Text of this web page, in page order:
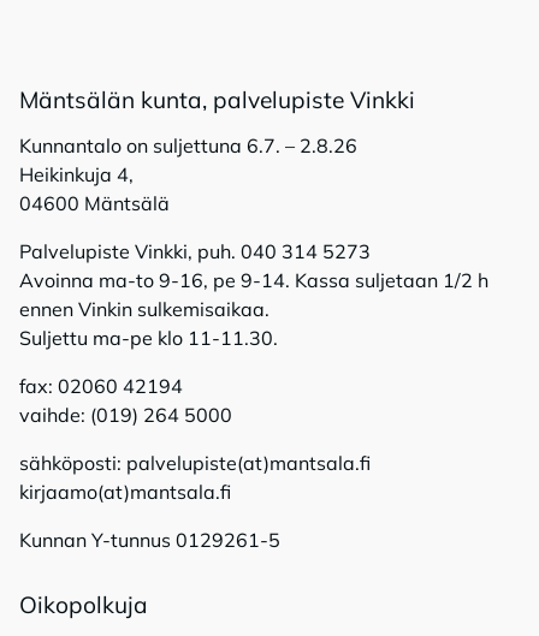
Mänt­sä­län kun­ta, pal­ve­lu­pis­te Vink­ki
Kunnantalo on suljettuna 6.7. – 2.8.26
Heikinkuja 4,
04600 Mäntsälä
Palvelupiste Vinkki, puh. 040 314 5273
Avoinna ma-to 9-16, pe 9-14. Kassa suljetaan 1/2 h
ennen Vinkin sulkemisaikaa.
Suljettu ma-pe klo 11-11.30.
fax: 02060 42194
vaihde: (019) 264 5000
sähköposti: palvelupiste(at)mantsala.fi
kirjaamo(at)mantsala.fi
Kunnan Y-tunnus 0129261-5
Oi­ko­pol­ku­ja